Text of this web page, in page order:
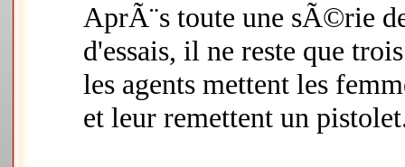
AprÃ¨s toute une sÃ©rie
d'essais, il ne reste que
les agents mettent les
et leur remettent un